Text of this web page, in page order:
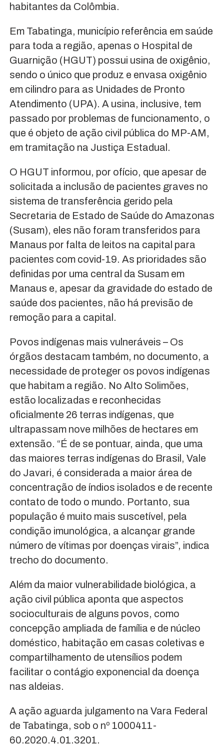
habitantes da Colômbia.
Em Tabatinga, município referência em saúde
para toda a região, apenas o Hospital de
Guarnição (HGUT) possui usina de oxigênio,
sendo o único que produz e envasa oxigênio
em cilindro para as Unidades de Pronto
Atendimento (UPA). A usina, inclusive, tem
passado por problemas de funcionamento, o
que é objeto de ação civil pública do MP-AM,
em tramitação na Justiça Estadual.
O HGUT informou, por ofício, que apesar de
solicitada a inclusão de pacientes graves no
sistema de transferência gerido pela
Secretaria de Estado de Saúde do Amazonas
(Susam), eles não foram transferidos para
Manaus por falta de leitos na capital para
pacientes com covid-19. As prioridades são
definidas por uma central da Susam em
Manaus e, apesar da gravidade do estado de
saúde dos pacientes, não há previsão de
remoção para a capital.
Povos indígenas mais vulneráveis – Os
órgãos destacam também, no documento, a
necessidade de proteger os povos indígenas
que habitam a região. No Alto Solimões,
estão localizadas e reconhecidas
oficialmente 26 terras indígenas, que
ultrapassam nove milhões de hectares em
extensão. “É de se pontuar, ainda, que uma
das maiores terras indígenas do Brasil, Vale
do Javari, é considerada a maior área de
concentração de índios isolados e de recente
contato de todo o mundo. Portanto, sua
população é muito mais suscetível, pela
condição imunológica, a alcançar grande
número de vítimas por doenças virais”, indica
trecho do documento.
Além da maior vulnerabilidade biológica, a
ação civil pública aponta que aspectos
socioculturais de alguns povos, como
concepção ampliada de família e de núcleo
doméstico, habitação em casas coletivas e
compartilhamento de utensílios podem
facilitar o contágio exponencial da doença
nas aldeias.
A ação aguarda julgamento na Vara Federal
de Tabatinga, sob o nº 1000411-
60.2020.4.01.3201.